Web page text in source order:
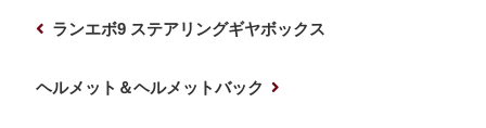
ランエボ9 ステアリングギヤボックス
ヘルメット＆ヘルメットバック